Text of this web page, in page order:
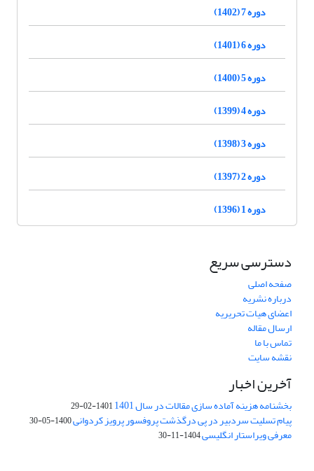
دوره 7 (1402)
دوره 6 (1401)
دوره 5 (1400)
دوره 4 (1399)
دوره 3 (1398)
دوره 2 (1397)
دوره 1 (1396)
دسترسی سریع
صفحه اصلی
درباره نشریه
اعضای هیات تحریریه
ارسال مقاله
تماس با ما
نقشه سایت
آخرین اخبار
بخشنامه هزینه آماده سازی مقالات در سال 1401 1401-02-29
پیام تسلیت سردبیر در پی درگذشت پروفسور پرویز کردوانی1400-05-30
معرفی ویراستار انگلیسی1404-11-30